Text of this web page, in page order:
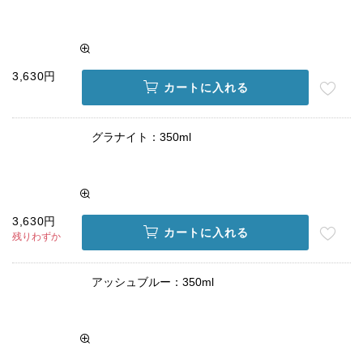
3,630円
カートに入れる
グラナイト：350ml
3,630円
残りわずか カートに入れる
アッシュブルー：350ml